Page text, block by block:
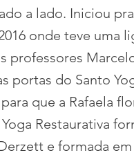
a lado. Iniciou
onde teve uma
professores
portas do Santo
que a Rafaela
Restaurativa
e formada em